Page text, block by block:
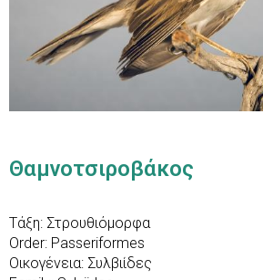
Θαμνοτσιροβάκος
Τάξη: Στρουθιόμορφα
Order: Passeriformes
Οικογένεια: Συλβιίδες